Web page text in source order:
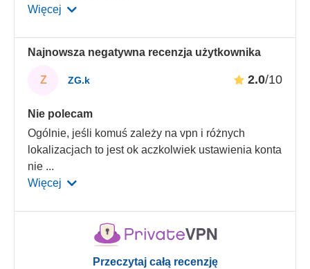
Więcej
Najnowsza negatywna recenzja użytkownika
Z ZG.k 2.0/10
Nie polecam
Ogólnie, jeśli komuś zależy na vpn i różnych
lokalizacjach to jest ok aczkolwiek ustawienia konta
nie ...
Więcej
Przeczytaj całą recenzję